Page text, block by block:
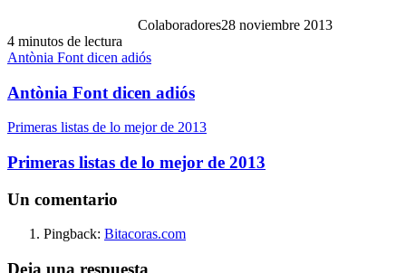
Colaboradores28 noviembre 2013
4 minutos de lectura
Antònia Font dicen adiós
Antònia Font dicen adiós
Primeras listas de lo mejor de 2013
Primeras listas de lo mejor de 2013
Un comentario
Pingback: Bitacoras.com
Deja una respuesta